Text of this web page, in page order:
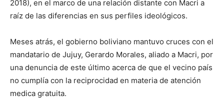
2018), en el marco de una relación distante con Macri a
raíz de las diferencias en sus perfiles ideológicos.
Meses atrás, el gobierno boliviano mantuvo cruces con el
mandatario de Jujuy, Gerardo Morales, aliado a Macri, por
una denuncia de este último acerca de que el vecino país
no cumplía con la reciprocidad en materia de atención
medica gratuita.